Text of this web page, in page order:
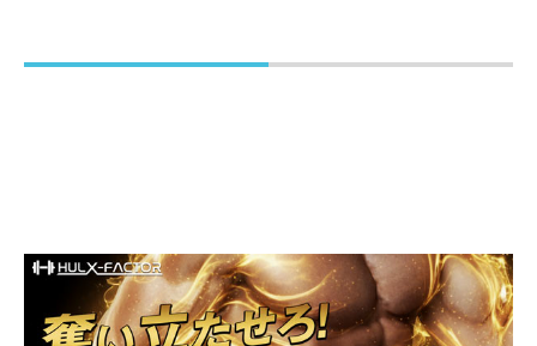
ウリン（抽出物）、シクロデキストリン
栄養成分表示
【8粒（2,992mg）あたり】 エネルギー：11.73kcal た
んぱく質：2.52g 脂質：0.04g 炭水化物：0.31g 食